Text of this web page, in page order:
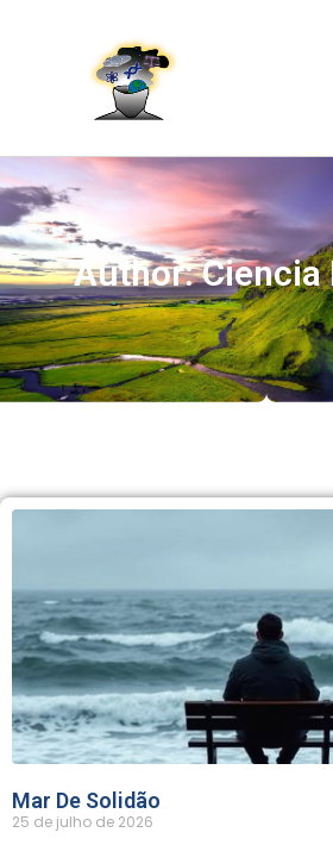
Author:Ciencia
Mar De Solidão
25 de julho de 2026